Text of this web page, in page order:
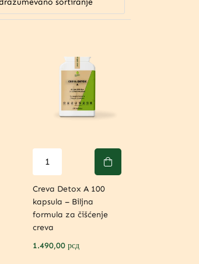
Creva Detox A 100
kapsula – Biljna
formula za čišćenje
creva
1.490,00рсд